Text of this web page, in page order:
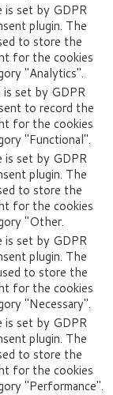
is set by GDPR
plugin. The
to store the
for the cookies
"Analytics".
is set by GDPR
to record the
for the cookies
"Functional".
is set by GDPR
plugin. The
to store the
for the cookies
"Other.
is set by GDPR
plugin. The
to store the
for the cookies
"Necessary".
is set by GDPR
plugin. The
to store the
for the cookies
"Performance".